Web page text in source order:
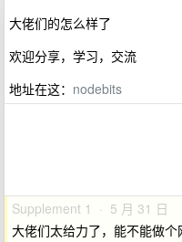
大佬们的怎么样了
欢迎分享，学习，交流
地址在这： nodebits
Supplement 1 · 5 月 31 日
大佬们太给力了，能不能做